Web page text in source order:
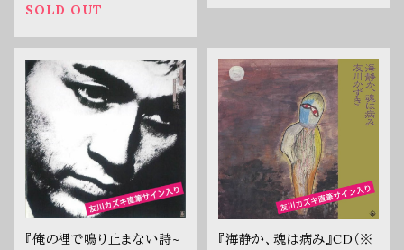
SOLD OUT
『俺の裡で鳴り止まない詩~
『海静か、魂は病み』CD（※